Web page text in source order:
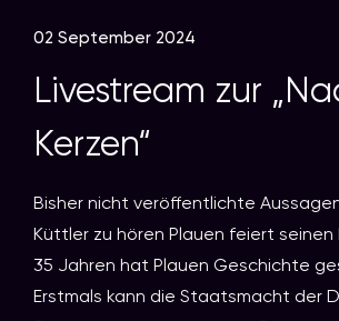
02 September 2024
Livestream zur
Kerzen“
Bisher nicht veröffentlichte
Küttler zu hören Plauen feiert
35 Jahren hat Plauen Geschichte
Erstmals kann die Staatsmacht der